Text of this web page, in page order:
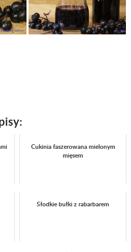
Cukinia faszerowana mielonym
mięsem
Słodkie bułki z rabarbarem